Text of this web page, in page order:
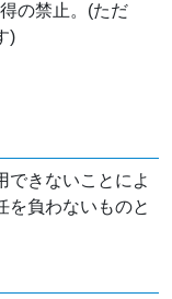
の禁止。(ただ
)
できないことによ
を負わないものと